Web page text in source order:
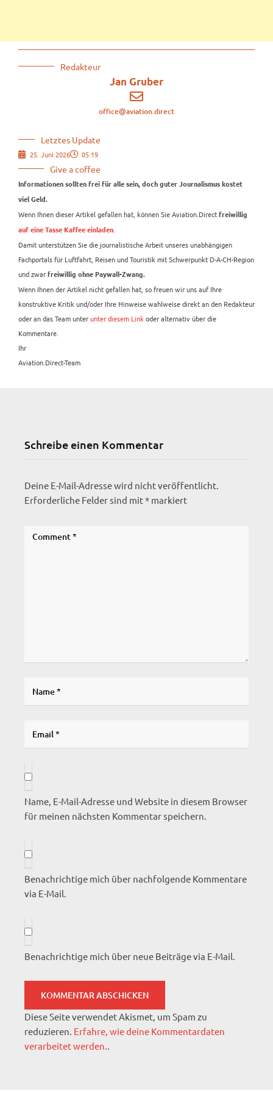
Redakteur
Jan Gruber
office@aviation.direct
Letztes Update
25. Juni 2026 05:19
Give a coffee
Informationen sollten frei für alle sein, doch guter Journalismus kostet
viel Geld.
Wenn Ihnen dieser Artikel gefallen hat, können Sie Aviation.Direct freiwillig
auf eine Tasse Kaffee einladen
Damit unterstützen Sie die journalistische Arbeit unseres unabhängigen
Fachportals für Luftfahrt, Reisen und Touristik mit Schwerpunkt D-A-CH-Region
und zwar freiwillig ohne Paywall-Zwang.
Wenn Ihnen der Artikel nicht gefallen hat, so freuen wir uns auf Ihre
konstruktive Kritik und/oder Ihre Hinweise wahlweise direkt an den Redakteur
oder an das Team unterunter diesem Link oder alternativ über die
Kommentare.
Ihr
Aviation.Direct-Team
Schreibe einen Kommentar
Deine E-Mail-Adresse wird nicht veröffentlicht.
Erforderliche Felder sind mit* markiert
Name, E-Mail-Adresse und Website in diesem Browser
für meinen nächsten Kommentar speichern.
Benachrichtige mich über nachfolgende Kommentare
via E-Mail.
Benachrichtige mich über neue Beiträge via E-Mail.
Diese Seite verwendet Akismet, um Spam zu
reduzieren. Erfahre, wie deine Kommentardaten
verarbeitet werden..